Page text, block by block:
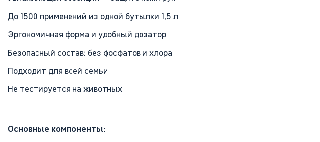
До 1500 применений из одной бутылки 1,5 л
Эргономичная форма и удобный дозатор
Безопасный состав: без фосфатов и хлора
Подходит для всей семьи
Не тестируется на животных
Основные компоненты: